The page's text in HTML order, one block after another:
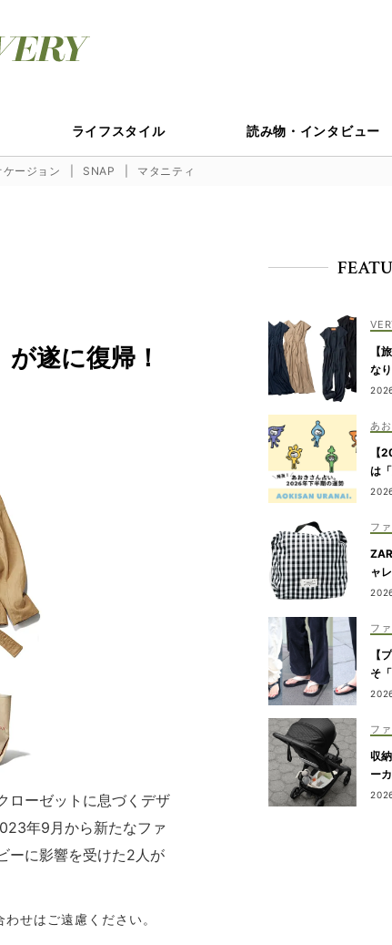
ライフスタイル 読み物・インタビュー
ージョン SNAP マタニティ
遂に復帰！
ローゼットに息づくデザ
年9月から新たなファ
ーに影響を受けた2人が
せはご遠慮ください。
【
な
&オ
あ
【
は
あ
ん
フ
ャ
見！
フ
【
そ
れ
フ
収
ー
限